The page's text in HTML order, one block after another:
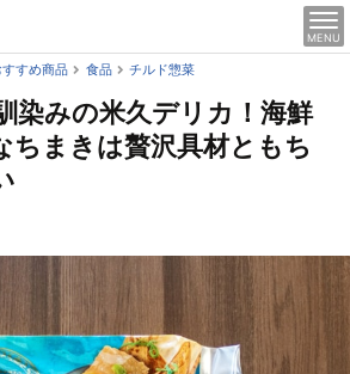
MENU
すめ商品 食品 チルド惣菜
染みの米久デリカ！海鮮
ちまきは贅沢具材ともち